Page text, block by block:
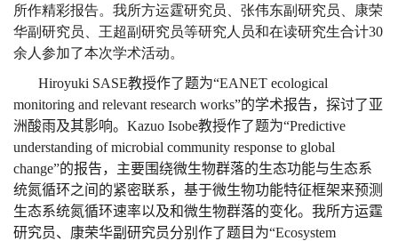
所作精彩报告。我所方运霆研究员、张伟东副研究员、康荣
华副研究员、王超副研究员等研究人员和在读研究生合计30
余人参加了本次学术活动。
Hiroyuki SASE教授作了题为“EANET ecological
monitoring and relevant research works”的学术报告，探讨了亚
洲酸雨及其影响。 Kazuo Isobe教授作了题为“Predictive
understanding of microbial community response to global
change”的报告，主要围绕微生物群落的生态功能与生态系
统氮循环之间的紧密联系，基于微生物功能特征框架来预测
生态系统氮循环速率以及和微生物群落的变化。我所方运霆
研究员、康荣华副研究员分别作了题目为“Ecosystem